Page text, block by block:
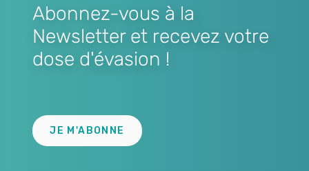
Abonnez-vous à la
Newsletter et recevez votre
dose d'évasion !
JE M'ABONNE